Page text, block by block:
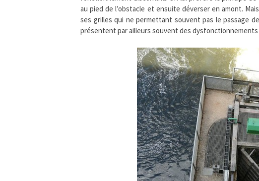
au pied de l’obstacle et ensuite déverser en amont.
ses grilles qui ne permettant souvent pas le passage
présentent par ailleurs souvent des dysfonctionnements